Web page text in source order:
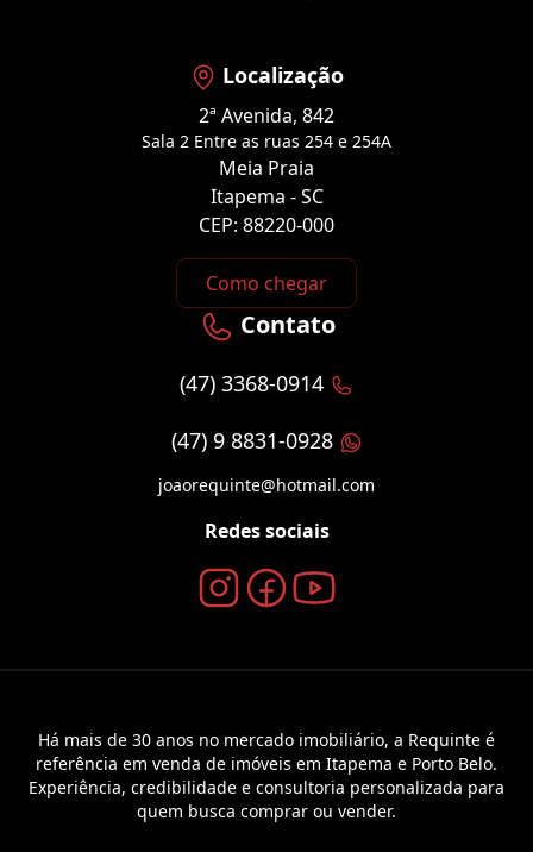
Localização
2ª Avenida, 842
Sala 2 Entre as ruas 254 e 254A
Meia Praia
Itapema - SC
CEP: 88220-000
Como chegar
Contato
(47) 3368-0914
(47) 9 8831-0928
joaorequinte@hotmail.com
Redes sociais
Há mais de 30 anos no mercado imobiliário, a Requinte é
referência em venda de imóveis em Itapema e Porto Belo.
Experiência, credibilidade e consultoria personalizada para
quem busca comprar ou vender.